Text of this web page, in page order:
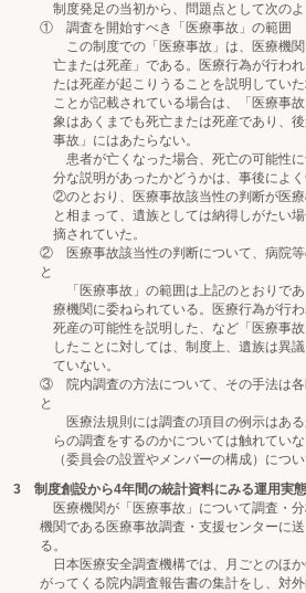
制度発足の当初から、問題点として次の
① 調査を開始すべき「医療事故」の範囲
この制度での「医療事故」は、医療機
亡または死産」である。医療行為が行わ
たは死産が起こりうることを説明してい
ことが記載されている場合は、「医療事
象はあくまでも死亡または死産であり、
事故」にはあたらない。
患者が亡くなった場合、死亡の可能性
分な説明があったかどうかは、事後によ
②のとおり、医療事故該当性の判断が医
と相まって、遺族としては納得しがたい
摘されていた。
② 医療事故該当性の判断について、病院等
と
「医療事故」の範囲は上記のとおりで
療機関に委ねられている。医療行為が行
死産の可能性を説明した、など「医療事
したことに対しては、制度上、遺族は異
ていない。
③ 院内調査の方法について、その手法は各
と
医療法規則には調査の項目の例示はあ
らの調査をするのかについては触れてい
（委員会の設置やメンバーの構成）につ
3 制度創設から4年間の統計資料にみる運用実態
医療機関が「医療事故」について調査・
機関である医療事故調査・支援センターに
る。
日本医療安全調査機構では、月ごとのほ
がってくる院内調査報告書の集計をし、対